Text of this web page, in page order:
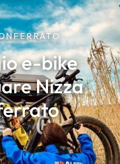
e-bike
Nizza